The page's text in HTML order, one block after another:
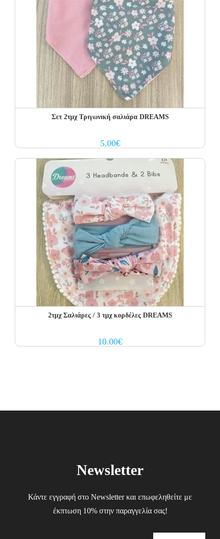
Σετ 2τμχ Τριγωνική σαλιάρα DREAMS
5.00€
2τμχ Σαλιάρες / 3 τμχ κορδέλες DREAMS
10.00€
Newsletter
Κάντε εγγραφή στο Newsletter και επωφεληθείτε με
έκπτωση 10% στην παραγγελία σας!